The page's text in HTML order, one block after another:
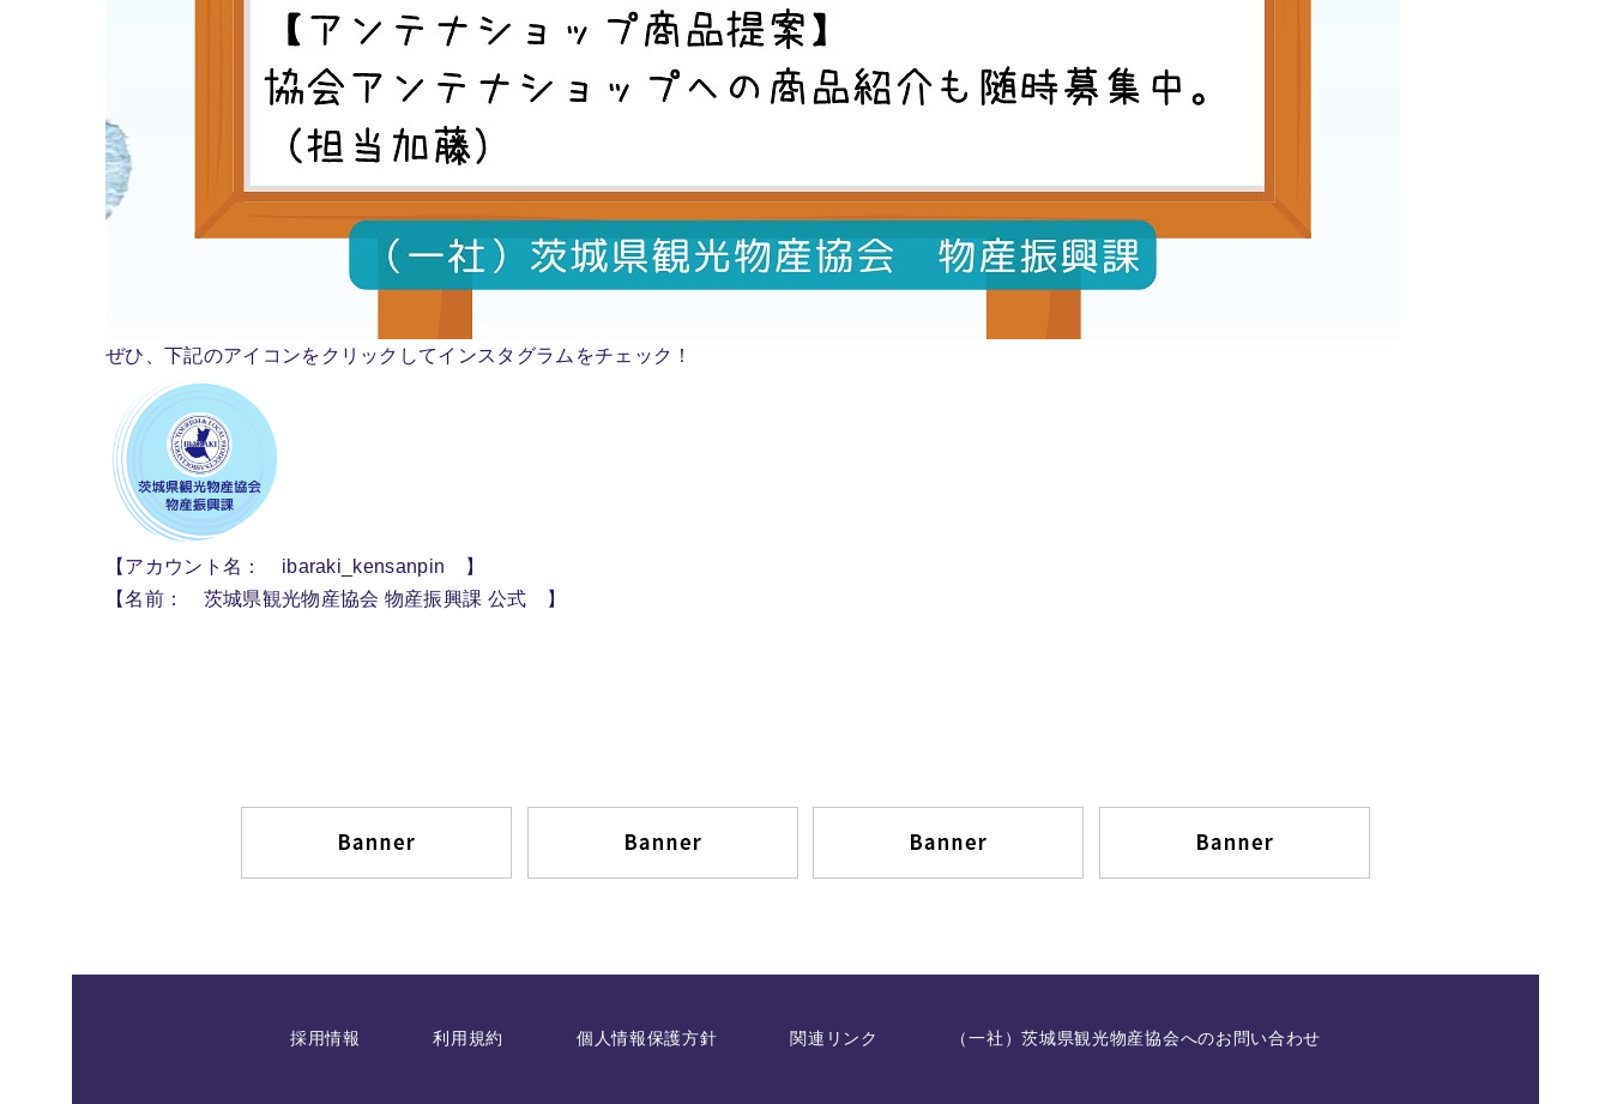
ぜひ、下記のアイコンをクリックしてインスタグラムをチェック！
【アカウント名： ibaraki_kensanpin 】
【名前： 茨城県観光物産協会 物産振興課 公式 】
採用情報 利用規約 個人情報保護方針 関連リンク （一社）茨城県観光物産協会へのお問い合わせ